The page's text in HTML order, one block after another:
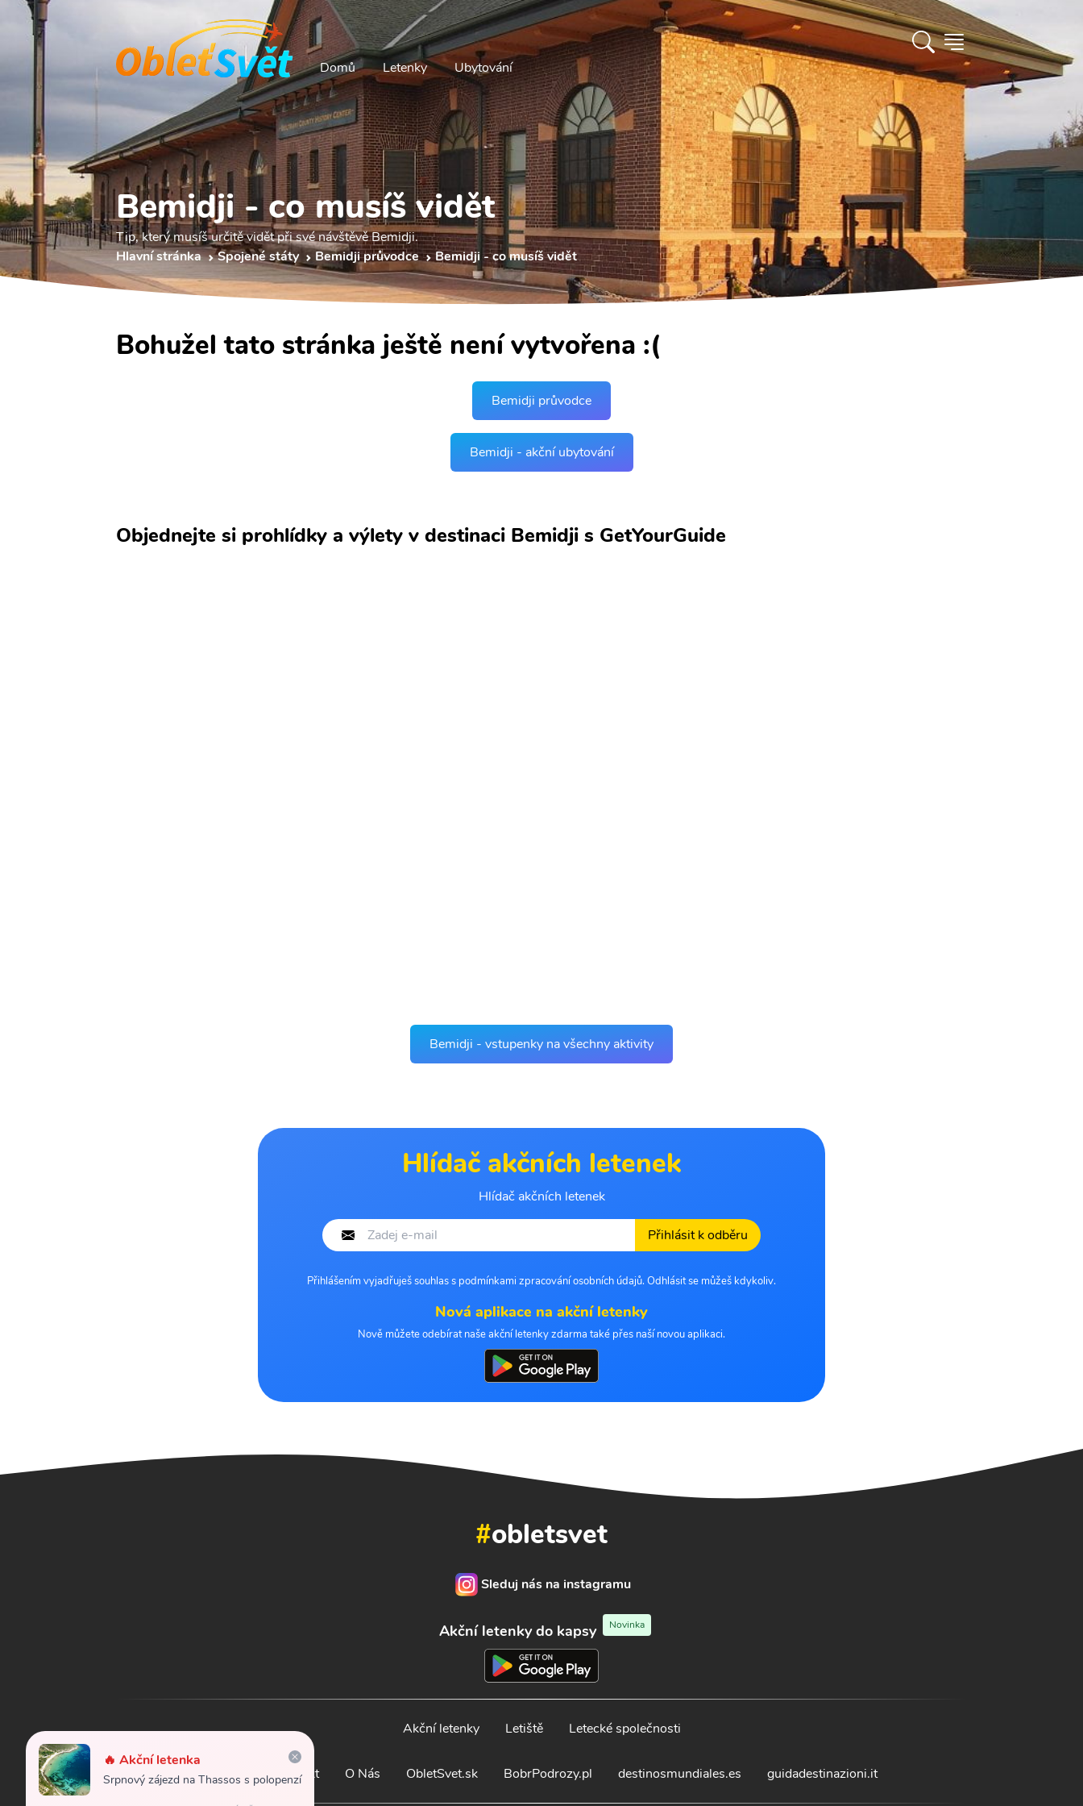
Domů Letenky Ubytování
Bemidji - co musíš vidět
Tip, který musíš určitě vidět při své návštěvě Bemidji.
Hlavní stránka
Spojené státy Bemidji průvodce Bemidji - co musíš vidět
Bohužel tato stránka ještě není vytvořena :(
Bemidji průvodce
Bemidji - akční ubytování
Objednejte si prohlídky a výlety v destinaci Bemidji s GetYourGuide
Bemidji - vstupenky na všechny aktivity
Hlídač akčních letenek
Hlídač akčních letenek
Přihlásit k odběru
Přihlášením vyjadřuješ souhlas s podmínkami zpracování osobních údajů. Odhlásit se můžeš kdykoliv.
Nová aplikace na akční letenky
Nově můžete odebírat naše akční letenky zdarma také přes naší novou aplikaci.
🔥 Akční letenka
Srpnový zájezd na Thassos s polopenzí
#obletsvet
Sleduj nás na instagramu
Akční letenky do kapsy Novinka
Akční letenky Letiště Letecké společnosti
Letenky Kontakt O Nás ObletSvet.sk BobrPodrozy.pl destinosmundiales.es guidadestinazioni.it